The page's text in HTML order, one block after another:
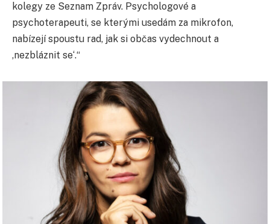
kolegy ze Seznam Zpráv. Psychologové a
psychoterapeuti, se kterými usedám za mikrofon,
nabízejí spoustu rad, jak si občas vydechnout a
,nezbláznit se‘.“